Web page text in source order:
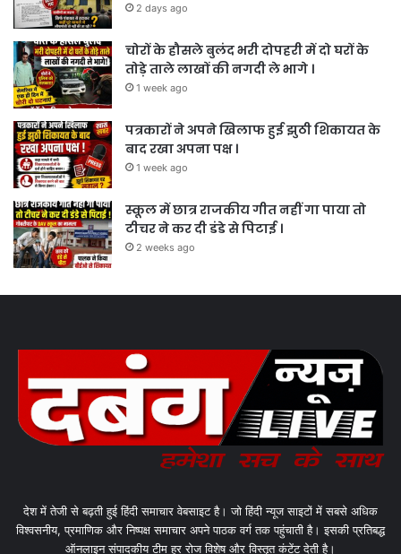
2 days ago
चोरों के हौसले बुलंद भरी दोपहरी में दो घरों के
तोड़े ताले लाखों की नगदी ले भागे ।
1 week ago
पत्रकारों ने अपने खिलाफ हुई झुठी शिकायत के
बाद रखा अपना पक्ष ।
1 week ago
स्कूल में छात्र राजकीय गीत नहीं गा पाया तो
टीचर ने कर दी डंडे से पिटाई ।
2 weeks ago
देश में तेजी से बढ़ती हुई हिंदी समाचार वेबसाइट है। जो हिंदी न्यूज साइटों में सबसे अधिक
विश्वसनीय, प्रमाणिक और निष्पक्ष समाचार अपने पाठक वर्ग तक पहुंचाती है। इसकी प्रतिबद्ध
ऑनलाइन संपादकीय टीम हर रोज विशेष और विस्तृत कंटेंट देती है।